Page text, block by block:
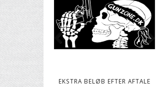
EKSTRA BELØB EFTER AFTALE